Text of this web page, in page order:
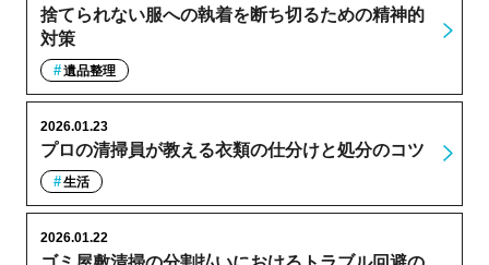
捨てられない服への執着を断ち切るための精神的
対策
遺品整理
プロの清掃員が教える衣類の仕分けと処分のコツ
2026.01.23
生活
2026.01.22